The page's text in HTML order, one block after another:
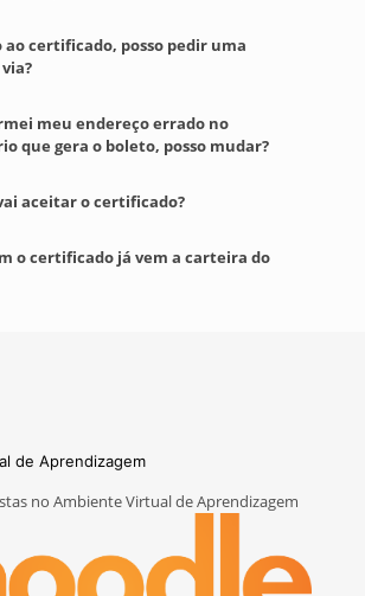
ao certificado, posso pedir uma
meu endereço errado no
que gera o boleto, posso mudar?
vai aceitar o certificado?
o certificado já vem a carteira do
de Aprendizagem
no Ambiente Virtual de Aprendizagem